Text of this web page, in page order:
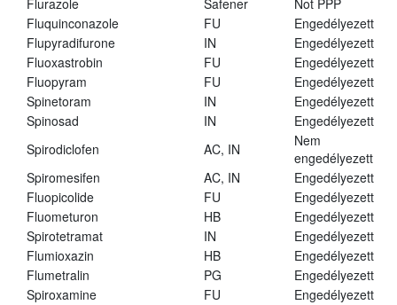
Flurazole
Safener
Not PPP
Fluquinconazole
FU
Engedélyezett
Flupyradifurone
IN
Engedélyezett
Fluoxastrobin
FU
Engedélyezett
Fluopyram
FU
Engedélyezett
Spinetoram
IN
Engedélyezett
Spinosad
IN
Engedélyezett
Spirodiclofen
AC, IN
Nem
engedélyezett
Spiromesifen
AC, IN
Engedélyezett
Fluopicolide
FU
Engedélyezett
Fluometuron
HB
Engedélyezett
Spirotetramat
IN
Engedélyezett
Flumioxazin
HB
Engedélyezett
Flumetralin
PG
Engedélyezett
Spiroxamine
FU
Engedélyezett